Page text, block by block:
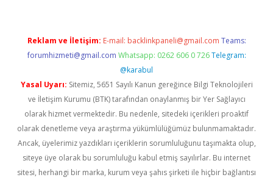
Reklam ve İletişim: E-mail: backlinkpaneli@gmail.com Teams:
forumhizmeti@gmail.com Whatsapp: 0262 606 0 726 Telegram:
@karabul
Yasal Uyarı: Sitemiz, 5651 Sayılı Kanun gereğince Bilgi Teknolojileri
ve İletişim Kurumu (BTK) tarafından onaylanmış bir Yer Sağlayıcı
olarak hizmet vermektedir. Bu nedenle, sitedeki içerikleri proaktif
olarak denetleme veya araştırma yükümlülüğümüz bulunmamaktadır.
Ancak, üyelerimiz yazdıkları içeriklerin sorumluluğunu taşımakta olup,
siteye üye olarak bu sorumluluğu kabul etmiş sayılırlar. Bu internet
sitesi, herhangi bir marka, kurum veya şahıs şirketi ile hiçbir bağlantısı